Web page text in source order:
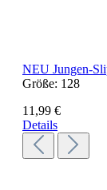
NEU Jungen-
Größe: 128
11,99 €
Details